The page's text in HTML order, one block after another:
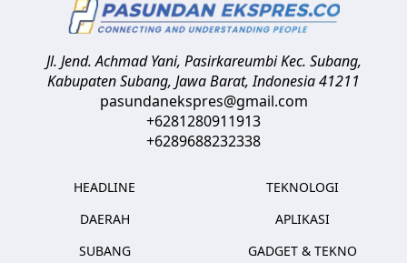
Jl. Jend. Achmad Yani, Pasirkareumbi Kec. Subang,
Kabupaten Subang, Jawa Barat,Indonesia41211
pasundanekspres@gmail.com
+6281280911913
+6289688232338
HEADLINE
DAERAH
SUBANG
TEKNOLOGI
APLIKASI
GADGET & TEKNO